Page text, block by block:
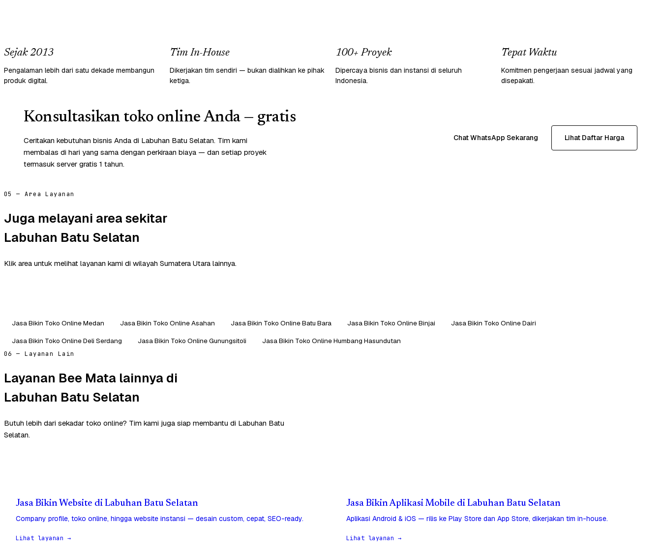
Sejak 2013
Pengalaman lebih dari satu dekade membangun
produk digital.
Tim In-House
Dikerjakan tim sendiri — bukan dialihkan ke pihak
ketiga.
100+ Proyek
Dipercaya bisnis dan instansi di seluruh
Indonesia.
Tepat Waktu
Komitmen pengerjaan sesuai jadwal yang
disepakati.
Konsultasikan toko online Anda — gratis
Ceritakan kebutuhan bisnis Anda di Labuhan Batu Selatan. Tim kami
membalas di hari yang sama dengan perkiraan biaya — dan setiap proyek
termasuk server gratis 1 tahun.
Chat WhatsApp Sekarang Lihat Daftar Harga
05 — Area Layanan
Juga melayani area sekitar
Labuhan Batu Selatan
Klik area untuk melihat layanan kami di wilayah Sumatera Utara lainnya.
Jasa Bikin Toko Online Medan Jasa Bikin Toko Online Asahan Jasa Bikin Toko Online Batu Bara Jasa Bikin Toko Online Binjai
Jasa Bikin Toko Online Dairi
Jasa Bikin Toko Online Deli Serdang
Jasa Bikin Toko Online Gunungsitoli Jasa Bikin Toko Online Humbang Hasundutan
06 — Layanan Lain
Layanan Bee Mata lainnya di
Labuhan Batu Selatan
Butuh lebih dari sekadar toko online? Tim kami juga siap membantu di Labuhan Batu
Selatan.
Jasa Bikin Website di Labuhan Batu Selatan
Company profile, toko online, hingga website instansi — desain custom, cepat, SEO-ready.
Lihat layanan →
Jasa Bikin Aplikasi Mobile di Labuhan Batu Selatan
Aplikasi Android & iOS — rilis ke Play Store dan App Store, dikerjakan tim in-house.
Lihat layanan →